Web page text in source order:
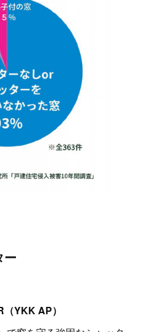
YKK AP）